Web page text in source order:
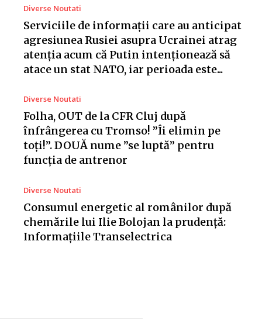
Diverse Noutati
Serviciile de informații care au anticipat
agresiunea Rusiei asupra Ucrainei atrag
atenția acum că Putin intenționează să
atace un stat NATO, iar perioada este...
Diverse Noutati
Folha, OUT de la CFR Cluj după
înfrângerea cu Tromso! ”Îi elimin pe
toți!”. DOUĂ nume ”se luptă” pentru
funcția de antrenor
Diverse Noutati
Consumul energetic al românilor după
chemările lui Ilie Bolojan la prudență:
Informațiile Transelectrica